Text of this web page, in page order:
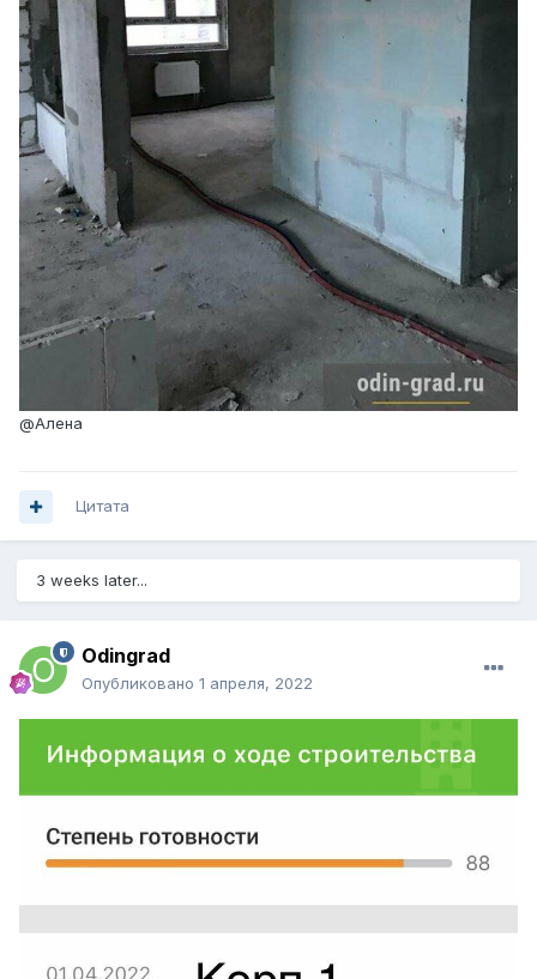
@Алена
Цитата
3 weeks later...
Odingrad
Опубликовано 1 апреля, 2022